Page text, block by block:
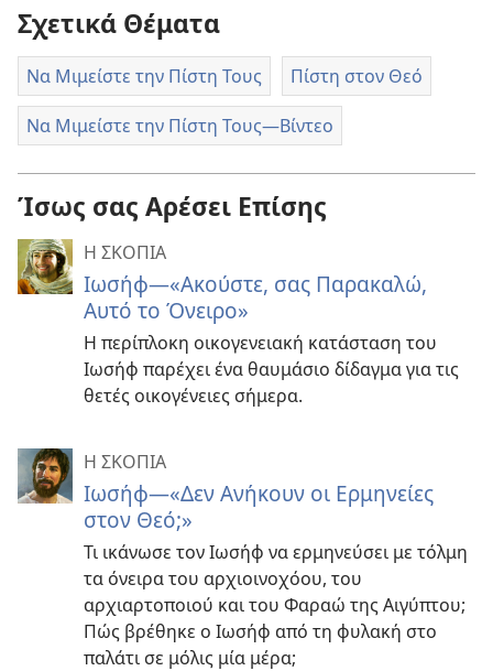
Σχετικά Θέματα
Να Μιμείστε την Πίστη Τους Πίστη στον Θεό
Να Μιμείστε την Πίστη Τους​—Βίντεο
Ίσως σας Αρέσει Επίσης
Η ΣΚΟΠΙΑ
Ιωσήφ—«Ακούστε, σας Παρακαλώ,
Αυτό το Όνειρο»
Η περίπλοκη οικογενειακή κατάσταση του
Ιωσήφ παρέχει ένα θαυμάσιο δίδαγμα για τις
θετές οικογένειες σήμερα.
Η ΣΚΟΠΙΑ
Ιωσήφ—«Δεν Ανήκουν οι Ερμηνείες
στον Θεό;»
Τι ικάνωσε τον Ιωσήφ να ερμηνεύσει με τόλμη
τα όνειρα του αρχιοινοχόου, του
αρχιαρτοποιού και του Φαραώ της Αιγύπτου;
Πώς βρέθηκε ο Ιωσήφ από τη φυλακή στο
παλάτι σε μόλις μία μέρα;